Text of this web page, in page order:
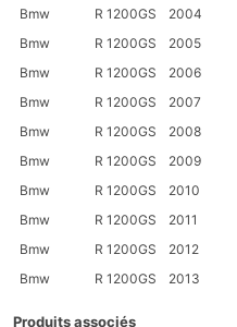
Bmw
R 1200GS 2004
Bmw
R 1200GS 2005
Bmw
R 1200GS 2006
Bmw
R 1200GS 2007
Bmw
R 1200GS 2008
Bmw
R 1200GS 2009
Bmw
R 1200GS 2010
Bmw
R 1200GS 2011
Bmw
R 1200GS 2012
Bmw
R 1200GS 2013
Produits associés